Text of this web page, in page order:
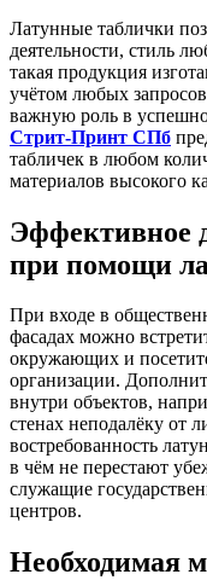
Латунные таблички
деятельности, стиль
такая продукция
учётом любых
важную роль в
Стрит-Принт СПб
табличек в любом
материалов высокого
Эффективное
при помощи
При входе в
фасадах можно
окружающих и
организации.
внутри объектов,
стенах неподалёку от
востребованность
в чём не перестают
служащие
центров.
Необходимая